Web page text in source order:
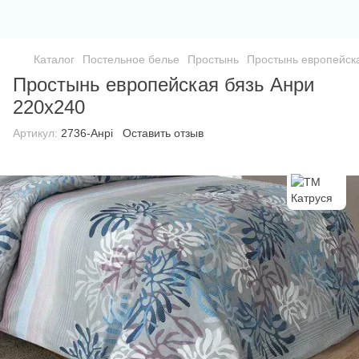
Каталог Постельное белье Простынь Простынь
Простынь европейская бязь Анри
220х240
Артикул: 2736-Анрі Оставить отзыв